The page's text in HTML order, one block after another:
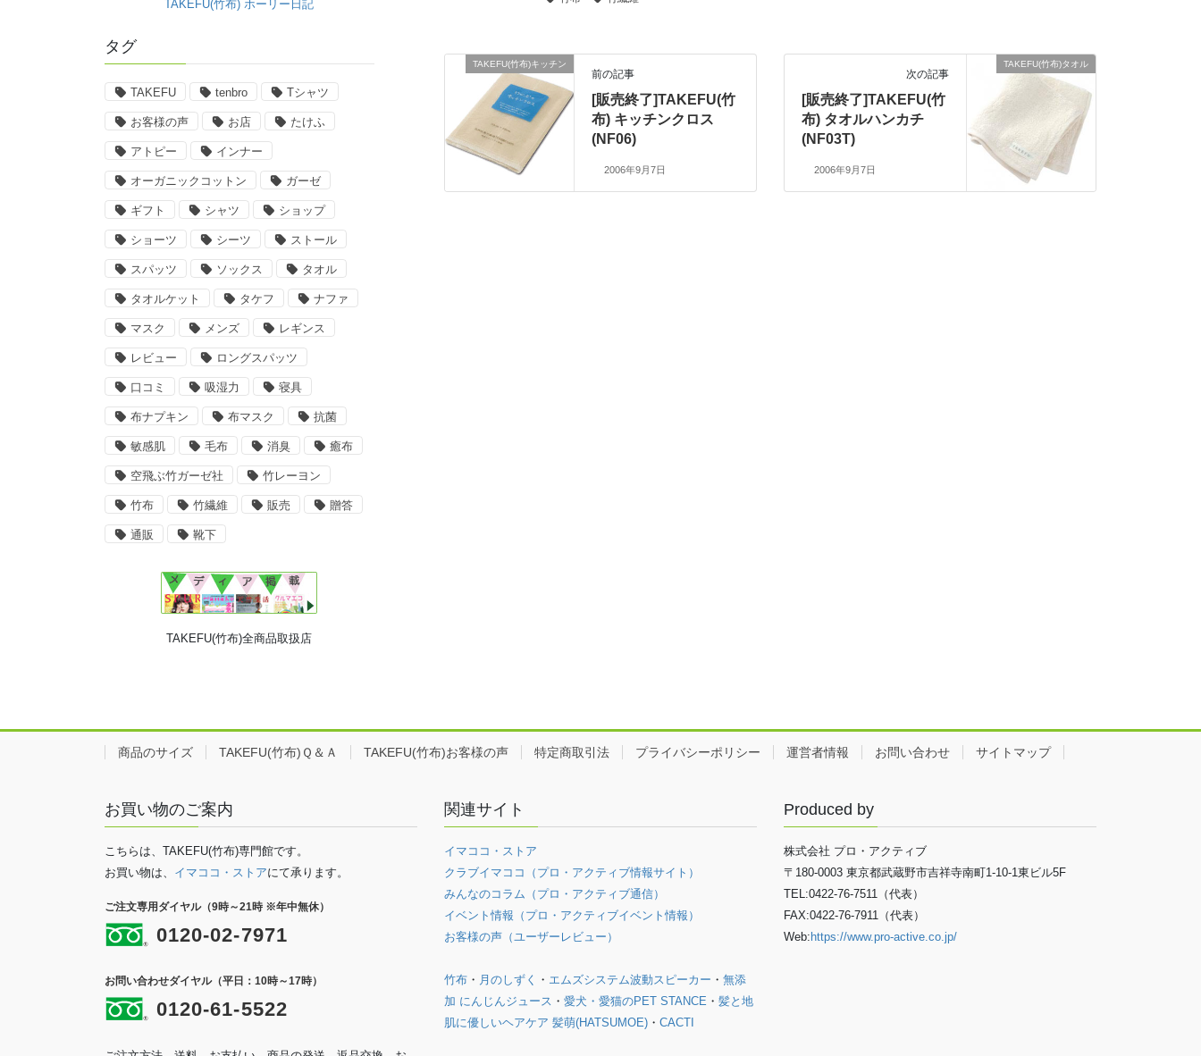
TAKEFU(竹布)キッチン
前の記事
[販売終了]TAKEFU(竹
布) キッチンクロス
(NF06)
2006年9月7日
TAKEFU(竹布)タオル
次の記事
[販売終了]TAKEFU(竹
布) タオルハンカチ
(NF03T)
2006年9月7日
TAKEFU(竹布) ホーリー日記
タグ
TAKEFU tenbro Tシャツ
お客様の声 お店 たけふ
アトピー インナー
オーガニックコットン ガーゼ
ギフト シャツ ショップ
ショーツ シーツ ストール
スパッツ ソックス タオル
タオルケット タケフ ナファ
マスク メンズ レギンス
レビュー ロングスパッツ
口コミ 吸湿力 寝具
布ナプキン 布マスク 抗菌
敏感肌 毛布 消臭 癒布
空飛ぶ竹ガーゼ社 竹レーヨン
竹布 竹繊維 販売 贈答
通販 靴下
TAKEFU(竹布)全商品取扱店
商品のサイズ TAKEFU(竹布)Ｑ＆Ａ TAKEFU(竹布)お客様の声 特定商取引法 プライバシーポリシー 運営者情報 お問い合わせ サイトマップ
お買い物のご案内
こちらは、TAKEFU(竹布)専門館です。
お買い物は、 イマココ・ストアにて承ります。
ご注文専用ダイヤル（9時～21時 ※年中無休）
0120-02-7971
お問い合わせダイヤル（平日：10時～17時）
0120-61-5522
関連サイト
イマココ・ストア
クラブイマココ（プロ・アクティブ情報サイト）
みんなのコラム（プロ・アクティブ通信）
イベント情報（プロ・アクティブイベント情報）
お客様の声（ユーザーレビュー）
竹布 ・ 月のしずく ・ エムズシステム波動スピーカー ・ 無添
加 にんじんジュース ・ 愛犬・愛猫のPET STANCE ・ 髪と地
肌に優しいヘアケア 髪萌(HATSUMOE) ・ CACTI
Produced by
株式会社 プロ・アクティブ
〒180-0003 東京都武蔵野市吉祥寺南町1-10-1東ビル5F
TEL:0422-76-7511（代表）
FAX:0422-76-7911（代表）
Web:https://www.pro-active.co.jp/